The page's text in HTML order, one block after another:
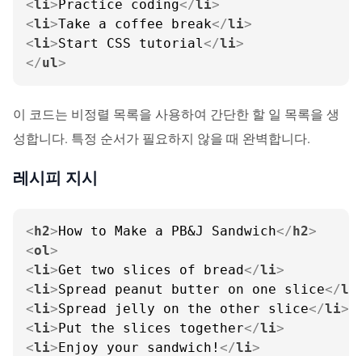
<li> Practice coding</li>
<li>Take a coffee break</li>
<li>Start CSS tutorial</li>
</ul>
이 코드는 비정렬 목록을 사용하여 간단한 할 일 목록을 생
성합니다. 특정 순서가 필요하지 않을 때 완벽합니다.
레시피 지시
<h2>How to Make a PB&J Sandwich</h2>
<ol>
<li>Get two slices of bread</li>
<li>Spread peanut butter on one slice</li
<li>Spread jelly on the other slice</li>
<li>Put the slices together</li>
<li>Enjoy your sandwich! </li>